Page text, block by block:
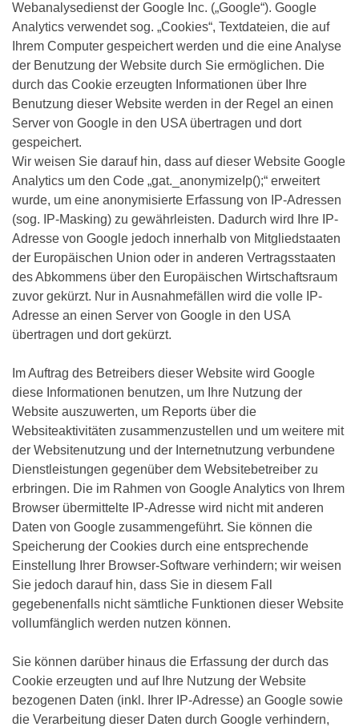
Webanalysedienst der Google Inc. („Google“). Google
Analytics verwendet sog. „Cookies“, Textdateien, die auf
Ihrem Computer gespeichert werden und die eine Analyse
der Benutzung der Website durch Sie ermöglichen. Die
durch das Cookie erzeugten Informationen über Ihre
Benutzung dieser Website werden in der Regel an einen
Server von Google in den USA übertragen und dort
gespeichert.
Wir weisen Sie darauf hin, dass auf dieser Website Google
Analytics um den Code „gat._anonymizeIp();“ erweitert
wurde, um eine anonymisierte Erfassung von IP-Adressen
(sog. IP-Masking) zu gewährleisten. Dadurch wird Ihre IP-
Adresse von Google jedoch innerhalb von Mitgliedstaaten
der Europäischen Union oder in anderen Vertragsstaaten
des Abkommens über den Europäischen Wirtschaftsraum
zuvor gekürzt. Nur in Ausnahmefällen wird die volle IP-
Adresse an einen Server von Google in den USA
übertragen und dort gekürzt.
Im Auftrag des Betreibers dieser Website wird Google
diese Informationen benutzen, um Ihre Nutzung der
Website auszuwerten, um Reports über die
Websiteaktivitäten zusammenzustellen und um weitere mit
der Websitenutzung und der Internetnutzung verbundene
Dienstleistungen gegenüber dem Websitebetreiber zu
erbringen. Die im Rahmen von Google Analytics von Ihrem
Browser übermittelte IP-Adresse wird nicht mit anderen
Daten von Google zusammengeführt. Sie können die
Speicherung der Cookies durch eine entsprechende
Einstellung Ihrer Browser-Software verhindern; wir weisen
Sie jedoch darauf hin, dass Sie in diesem Fall
gegebenenfalls nicht sämtliche Funktionen dieser Website
vollumfänglich werden nutzen können.
Sie können darüber hinaus die Erfassung der durch das
Cookie erzeugten und auf Ihre Nutzung der Website
bezogenen Daten (inkl. Ihrer IP-Adresse) an Google sowie
die Verarbeitung dieser Daten durch Google verhindern,